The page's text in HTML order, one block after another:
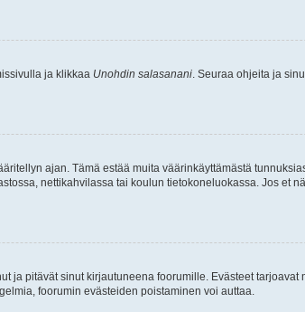
ja klikkaa Unohdin salasanani . Seuraa ohjeita ja
ajan. Tämä estää muita väärinkäyttämästä
nettikahvilassa tai koulun tietokoneluokassa. Jos et
ja pitävät sinut kirjautuneena foorumille. Evästeet
foorumin evästeiden poistaminen voi auttaa.